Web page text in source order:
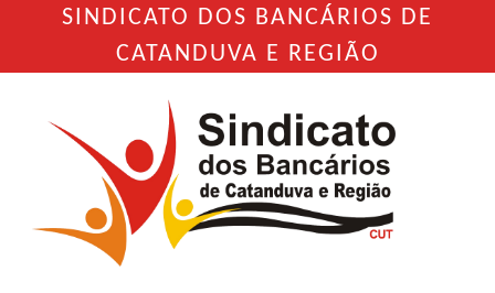
SINDICATO DOS BANCÁRIOS DE
CATANDUVA E REGIÃO